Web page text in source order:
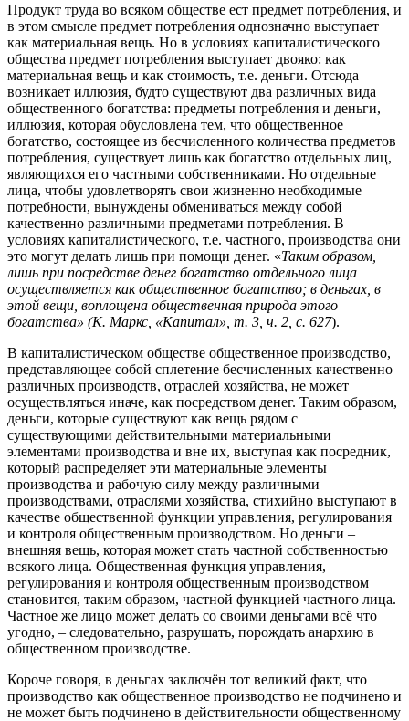
Продукт труда во всяком обществе ест предмет потребления, и
в этом смысле предмет потребления однозначно выступает
как материальная вещь. Но в условиях капиталистического
общества предмет потребления выступает двояко: как
материальная вещь и как стоимость, т.е. деньги. Отсюда
возникает иллюзия, будто существуют два различных вида
общественного богатства: предметы потребления и деньги, –
иллюзия, которая обусловлена тем, что общественное
богатство, состоящее из бесчисленного количества предметов
потребления, существует лишь как богатство отдельных лиц,
являющихся его частными собственниками. Но отдельные
лица, чтобы удовлетворять свои жизненно необходимые
потребности, вынуждены обмениваться между собой
качественно различными предметами потребления. В
условиях капиталистического, т.е. частного, производства они
это могут делать лишь при помощи денег. «Таким образом,
лишь при посредстве денег богатство отдельного лица
осуществляется как общественное богатство; в деньгах, в
этой вещи, воплощена общественная природа этого
богатства» (К. Маркс, «Капитал», т. 3, ч. 2, с. 627).
В капиталистическом обществе общественное производство,
представляющее собой сплетение бесчисленных качественно
различных производств, отраслей хозяйства, не может
осуществляться иначе, как посредством денег. Таким образом,
деньги, которые существуют как вещь рядом с
существующими действительными материальными
элементами производства и вне их, выступая как посредник,
который распределяет эти материальные элементы
производства и рабочую силу между различными
производствами, отраслями хозяйства, стихийно выступают в
качестве общественной функции управления, регулирования
и контроля общественным производством. Но деньги –
внешняя вещь, которая может стать частной собственностью
всякого лица. Общественная функция управления,
регулирования и контроля общественным производством
становится, таким образом, частной функцией частного лица.
Частное же лицо может делать со своими деньгами всё что
угодно, – следовательно, разрушать, порождать анархию в
общественном производстве.
Короче говоря, в деньгах заключён тот великий факт, что
производство как общественное производство не подчинено и
не может быть подчинено в действительности общественному